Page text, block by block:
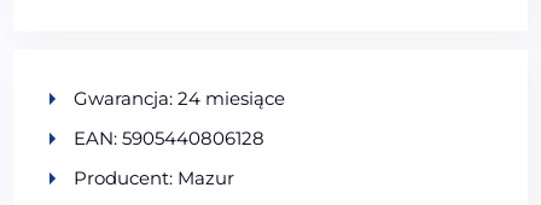
Gwarancja: 24 miesiące
EAN: 5905440806128
Producent: Mazur